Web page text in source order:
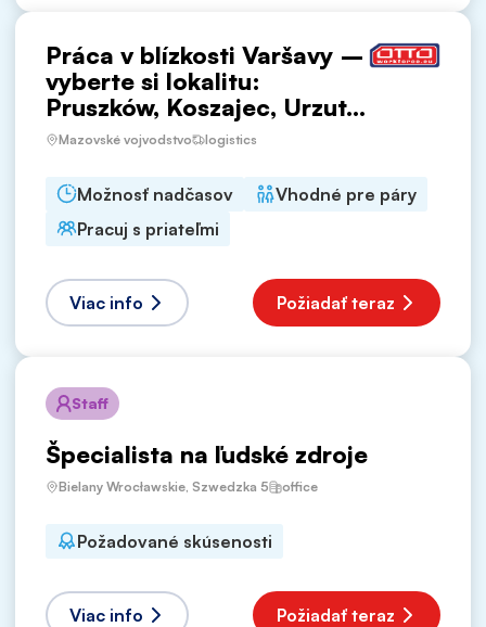
Práca v blízkosti Varšavy –
vyberte si lokalitu:
Pruszków, Koszajec, Urzut...
Mazovské vojvodstvo logistics
Možnosť nadčasov
Vhodné pre páry
Pracuj s priateľmi
Viac info Požiadať teraz
Staff
Špecialista na ľudské zdroje
Bielany Wrocławskie, Szwedzka 5 office
Požadované skúsenosti
Viac info Požiadať teraz